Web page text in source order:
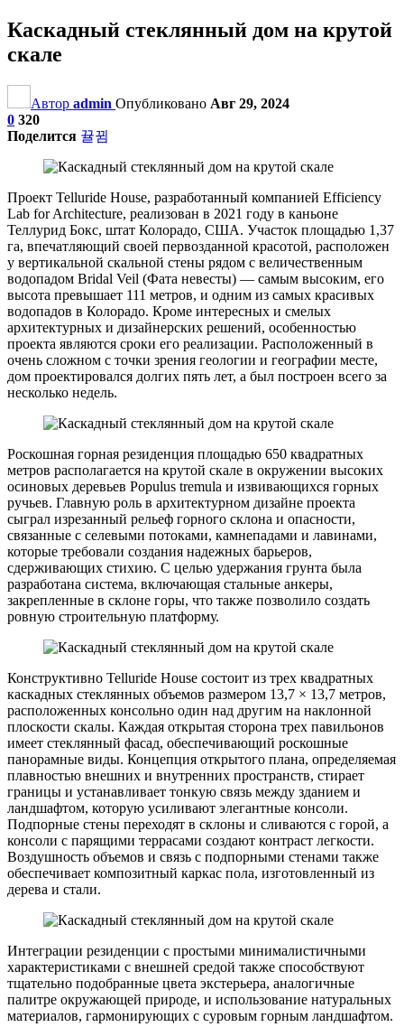
Каскадный стеклянный дом на крутой
скале
Автор admin Опубликовано Авг 29, 2024
0 320
Поделится
Проект Telluride House, разработанный компанией Efficiency
Lab for Architecture, реализован в 2021 году в каньоне
Теллурид Бокс, штат Колорадо, США. Участок площадью 1,37
га, впечатляющий своей первозданной красотой, расположен
у вертикальной скальной стены рядом с величественным
водопадом Bridal Veil (Фата невесты) — самым высоким, его
высота превышает 111 метров, и одним из самых красивых
водопадов в Колорадо. Кроме интересных и смелых
архитектурных и дизайнерских решений, особенностью
проекта являются сроки его реализации. Расположенный в
очень сложном с точки зрения геологии и географии месте,
дом проектировался долгих пять лет, а был построен всего за
несколько недель.
Роскошная горная резиденция площадью 650 квадратных
метров располагается на крутой скале в окружении высоких
осиновых деревьев Populus tremula и извивающихся горных
ручьев. Главную роль в архитектурном дизайне проекта
сыграл изрезанный рельеф горного склона и опасности,
связанные с селевыми потоками, камнепадами и лавинами,
которые требовали создания надежных барьеров,
сдерживающих стихию. С целью удержания грунта была
разработана система, включающая стальные анкеры,
закрепленные в склоне горы, что также позволило создать
ровную строительную платформу.
Конструктивно Telluride House состоит из трех квадратных
каскадных стеклянных объемов размером 13,7 × 13,7 метров,
расположенных консольно один над другим на наклонной
плоскости скалы. Каждая открытая сторона трех павильонов
имеет стеклянный фасад, обеспечивающий роскошные
панорамные виды. Концепция открытого плана, определяемая
плавностью внешних и внутренних пространств, стирает
границы и устанавливает тонкую связь между зданием и
ландшафтом, которую усиливают элегантные консоли.
Подпорные стены переходят в склоны и сливаются с горой, а
консоли с парящими террасами создают контраст легкости.
Воздушность объемов и связь с подпорными стенами также
обеспечивает композитный каркас пола, изготовленный из
дерева и стали.
Интеграции резиденции с простыми минималистичными
характеристиками с внешней средой также способствуют
тщательно подобранные цвета экстерьера, аналогичные
палитре окружающей природе, и использование натуральных
материалов, гармонирующих с суровым горным ландшафтом.